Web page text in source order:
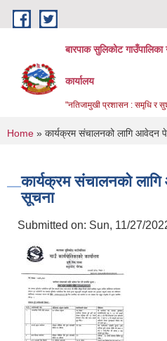
Skip to main content
बारपाक सुलिकोट गाउँपालिका
कार्यालय
"नतिजामुखी प्रशासन : समृधि र
You are here
Home » कार्यक्रम संचालनको लागि आवेदन
कार्यक्रम संचालनको
सूचना
Submitted on: Sun, 11/27/